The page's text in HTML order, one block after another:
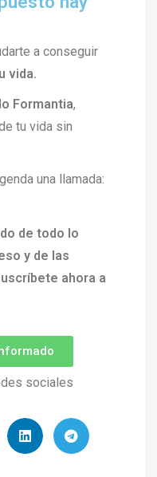
a conseguir
vida.
Formantia,
tu vida sin
una llamada:
de todo lo
y de las
ahora a
sociales